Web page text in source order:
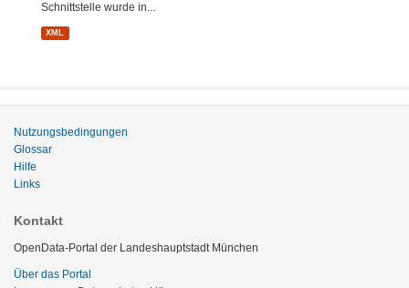
Schnittstelle wurde in...
XML
Nutzungsbedingungen
Glossar
Hilfe
Links
Kontakt
OpenData-Portal der Landeshauptstadt München
Über das Portal